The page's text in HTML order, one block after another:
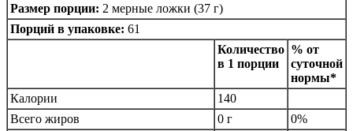
Размер порции: 2 мерные ложки (37 г)
Порций в упаковке: 61
Количество
в 1 порции
% от
суточной
нормы*
Калории
140
Всего жиров
0 г
0%